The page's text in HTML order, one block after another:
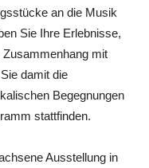
an die Musik
Sie Ihre Erlebnisse,
Zusammenhang mit
damit die
Begegnungen
stattfinden.
Ausstellung in